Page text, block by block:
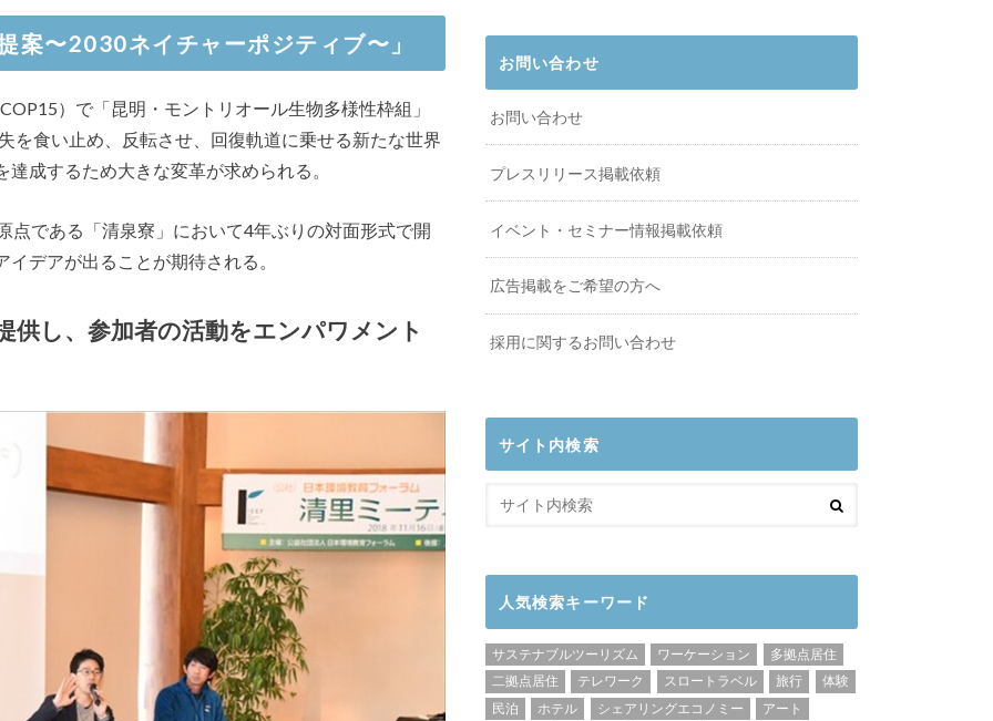
案〜2030ネイチャーポジティブ〜」
）で「昆明・モントリオール生物多様性枠組」
を食い止め、反転させ、回復軌道に乗せる新たな世界
成するため大きな変革が求められる。
点である「清泉寮」において4年ぶりの対面形式で開
デアが出ることが期待される。
供し、参加者の活動をエンパワメント
お問い合わせ
お問い合わせ
プレスリリース掲載依頼
イベント・セミナー情報掲載依頼
広告掲載をご希望の方へ
採用に関するお問い合わせ
サイト内検索
人気検索キーワード
サステナブルツーリズム ワーケーション
多拠点居住
二拠点居住
テレワーク スロートラベル 旅行
体験
民泊
ホテル シェアリングエコノミー
アート